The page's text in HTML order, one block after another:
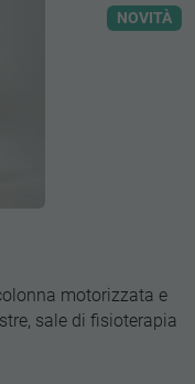
NOVITÀ
motorizzata e
sale di fisioterapia